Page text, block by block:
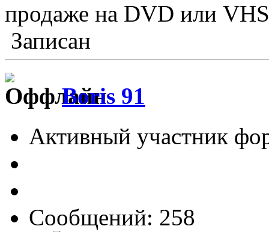
продаже на DVD или
Записан
Boris 91
Активный участник
Сообщений: 258